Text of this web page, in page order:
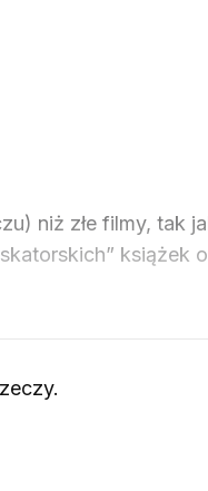
niż złe filmy, tak
książek
.